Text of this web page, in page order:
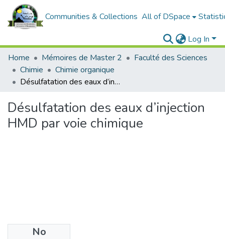
Communities & Collections All of DSpace
Log In
Home
Mémoires de Master 2
Faculté des Sciences
Chimie
Chimie organique
Désulfatation des eaux d’injection HMD par voie chimique
Désulfatation des eaux d’injection
HMD par voie chimique
No